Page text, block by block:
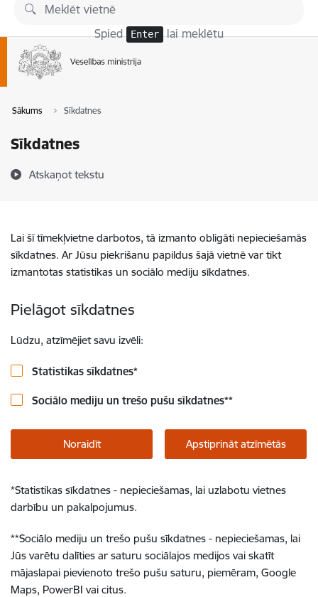
Pāriet uz lapas saturu
Spied Enter lai meklētu
Sākums Sīkdatnes
Sīkdatnes
Atskaņot tekstu
Lai šī tīmekļvietne darbotos, tā izmanto obligāti nepieciešamās
sīkdatnes. Ar Jūsu piekrišanu papildus šajā vietnē var tikt
izmantotas statistikas un sociālo mediju sīkdatnes.
Pielāgot sīkdatnes
Lūdzu, atzīmējiet savu izvēli:
Statistikas sīkdatnes*
Sociālo mediju un trešo pušu sīkdatnes**
Noraidīt Apstiprināt atzīmētās
*Statistikas sīkdatnes - nepieciešamas, lai uzlabotu vietnes
darbību un pakalpojumus.
**Sociālo mediju un trešo pušu sīkdatnes - nepieciešamas, lai
Jūs varētu dalīties ar saturu sociālajos medijos vai skatīt
mājaslapai pievienoto trešo pušu saturu, piemēram, Google
Maps, PowerBI vai citus.